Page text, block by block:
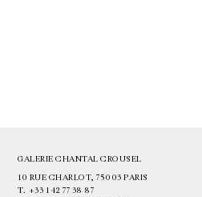
GALERIE CHANTAL CROUSEL
10 RUE CHARLOT, 75003 PARIS
T. +33 1 42 77 38 87